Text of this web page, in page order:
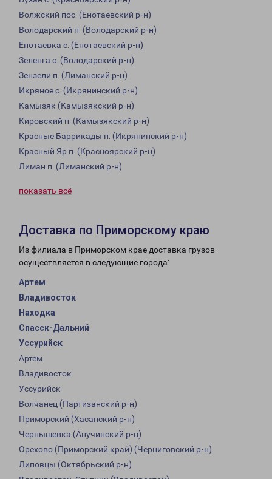
Волжский пос. (Енотаевский р-н)
Володарский п. (Володарский р-н)
Енотаевка с. (Енотаевский р-н)
Зеленга с. (Володарский р-н)
Зензели п. (Лиманский р-н)
Икряное с. (Икрянинский р-н)
Камызяк (Камызякский р-н)
Кировский п. (Камызякский р-н)
Красные Баррикады п. (Икрянинский р-н)
Красный Яр п. (Красноярский р-н)
Лиман п. (Лиманский р-н)
показать всё
Доставка по Приморскому краю
Из филиала в Приморском крае доставка грузов
осуществляется в следующие города:
Артем
Владивосток
Находка
Спасск-Дальний
Уссурийск
Артем
Владивосток
Уссурийск
Волчанец (Партизанский р-н)
Приморский (Хасанский р-н)
Чернышевка (Анучинский р-н)
Орехово (Приморский край) (Черниговский р-н)
Липовцы (Октябрьский р-н)